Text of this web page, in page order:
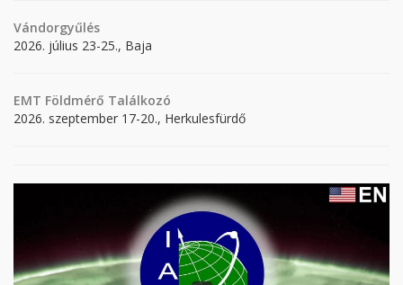
Vándorgyűlés
2026. július 23-25., Baja
EMT Földmérő Találkozó
2026. szeptember 17-20., Herkulesfürdő